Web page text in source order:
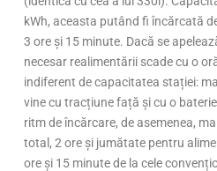
kWh, aceasta putând fi încărcată
3 ore și 15 minute. Dacă se
necesar realimentării scade cu o
indiferent de capacitatea stației:
vine cu tracțiune față și cu o
ritm de încărcare, de asemenea,
total, 2 ore și jumătate pentru
ore și 15 minute de la cele